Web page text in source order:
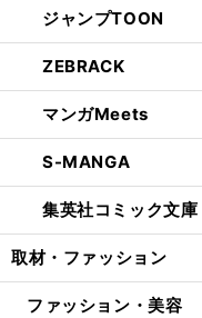
ジャンプTOON
ZEBRACK
マンガMeets
S-MANGA
集英社コミック文庫
取材・ファッション
ファッション・美容